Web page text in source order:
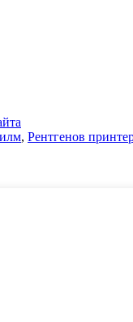
, Рентгенов